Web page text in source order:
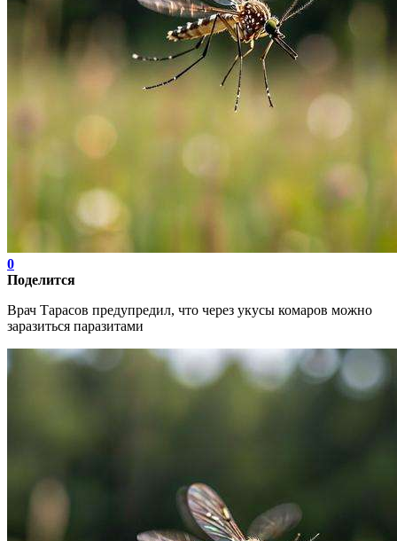
0
Поделится
Врач Тарасов предупредил, что через укусы комаров можно
заразиться паразитами